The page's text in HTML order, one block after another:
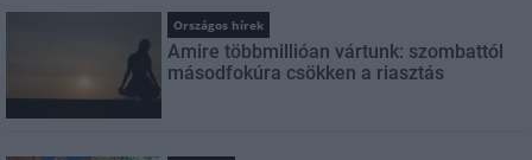
Országos hírek
Amire többmillióan vártunk: szombattól
másodfokúra csökken a riasztás